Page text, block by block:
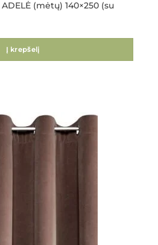
(mėtų) 140×250 (su
Į krepšelį